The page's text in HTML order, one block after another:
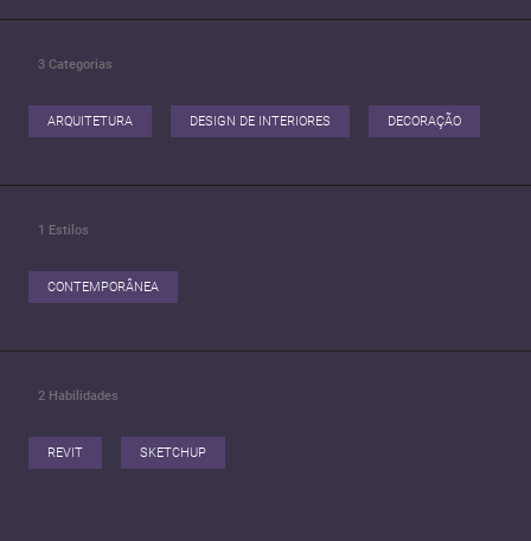
3 Categorias
ARQUITETURA DESIGN DE INTERIORES DECORAÇÃO
1 Estilos
CONTEMPORÂNEA
2 Habilidades
REVIT SKETCHUP